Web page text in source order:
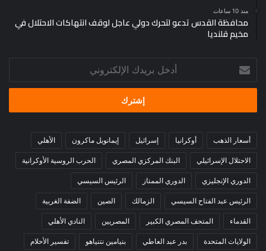
منذ 10 ساعات
محافظة القدس تدعو لتحرك دولي عاجل لوقف انتهاكات الاحتلال في
مخيم قلنديا
بريدك
الإلكتروني
أسعار الذهب أوكرانيا إسرائيل إيمانويل ماكرون الأهلي
الاحتلال الإسرائيلي البنك المركزي المصري الحرب الروسية الأوكرانية
الدوري الإنجليزي الدوري الممتاز الرئيس السيسي
الرئيس عبد الفتاح السيسي الزمالك الصين الضفة الغربية
القدماء المتحف المصري الكبير المصريين النادي الأهلي
الولايات المتحدة بدر عبد العاطي بنيامين نتنياهو تفسير الأحلام